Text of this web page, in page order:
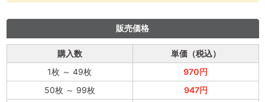
販売価格
購入数
単価（税込）
1枚 ～ 49枚
970円
50枚 ～ 99枚
947円